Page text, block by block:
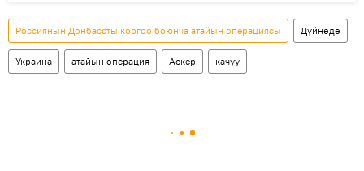
Россиянын Донбассты коргоо боюнча атайын операциясы Дүйнөдө
Украина атайын операция Аскер качуу